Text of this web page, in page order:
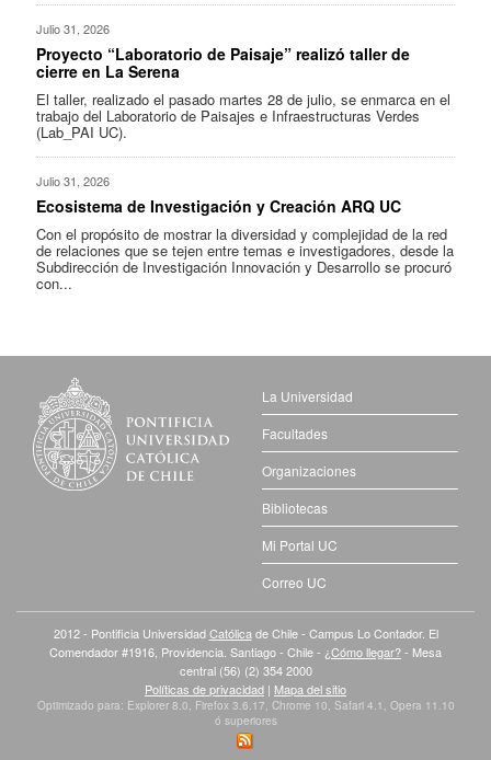
Julio 31, 2026
Proyecto “Laboratorio de Paisaje” realizó taller de
cierre en La Serena
El taller, realizado el pasado martes 28 de julio, se enmarca en el
trabajo del Laboratorio de Paisajes e Infraestructuras Verdes
(Lab_PAI UC).
Julio 31, 2026
Ecosistema de Investigación y Creación ARQ UC
Con el propósito de mostrar la diversidad y complejidad de la red
de relaciones que se tejen entre temas e investigadores, desde la
Subdirección de Investigación Innovación y Desarrollo se procuró
con...
La Universidad
Facultades
Organizaciones
Bibliotecas
Mi Portal UC
Correo UC
2012 - Pontificia UniversidadCatólica de Chile - Campus Lo Contador. El
Comendador #1916, Providencia. Santiago - Chile - ¿Cómo llegar?- Mesa
central (56) (2) 354 2000
Políticas de privacidad | Mapa del sitio
Optimizado para: Explorer 8.0, Firefox 3.6.17, Chrome 10, Safari 4.1, Opera 11.10
ó superiores